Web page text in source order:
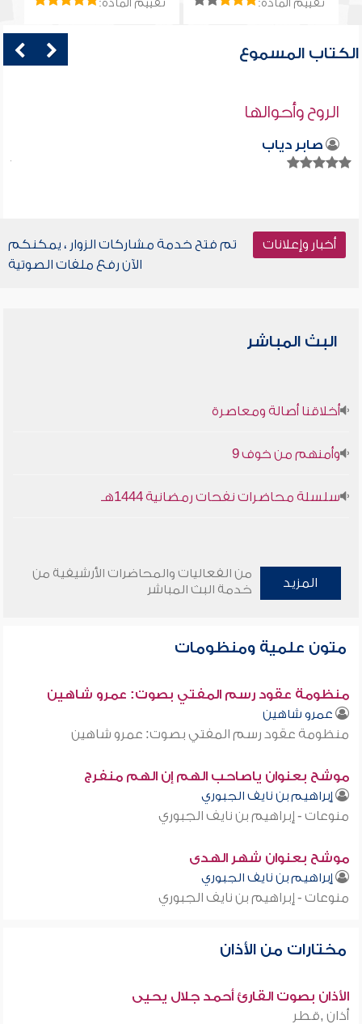
تقييم المادة: تقييم المادة:
الكتاب المسموع
الروح وأحوالها
صابر دياب
أخبار وإعلانات
تم فتح خدمة مشاركات الزوار ، يمكنكم
الآن رفع ملفات الصوتية
البث المباشر
أخلاقنا أصالة ومعاصرة
وأمنهم من خوف 9
سلسلة محاضرات نفحات رمضانية 1444هـ
المزيد
من الفعاليات والمحاضرات الأرشيفية من
خدمة البث المباشر
متون علمية ومنظومات
منظومة عقود رسم المفتي بصوت: عمرو شاهين
عمرو شاهين
منظومة عقود رسم المفتي بصوت: عمرو شاهين
موشح بعنوان ياصاحب الهم إن الهم منفرج
إبراهيم بن نايف الجبوري
منوعات - إبراهيم بن نايف الجبوري
موشح بعنوان شهر الهدى
إبراهيم بن نايف الجبوري
منوعات - إبراهيم بن نايف الجبوري
مختارات من الأذان
الأذان بصوت القارئ أحمد جلال يحيى
أذان ,قطر